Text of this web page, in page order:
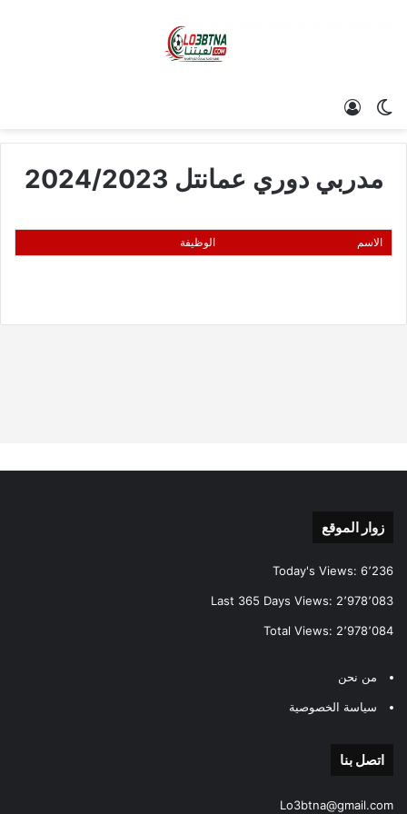
الوضع المظلم
مدربي دوري عمانتل 2024/2023
الاسم الوظيفة
زوار الموقع
Today's Views: 6٬236
Last 365 Days Views: 2٬978٬083
Total Views: 2٬978٬084
من نحن
سياسة الخصوصية
اتصل بنا
Lo3btna@gmail.com